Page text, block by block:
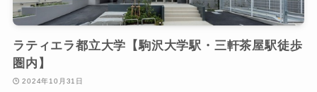
ラティエラ都立大学【駒沢大学駅・三軒茶屋駅徒歩
圏内】
2024年10月31日